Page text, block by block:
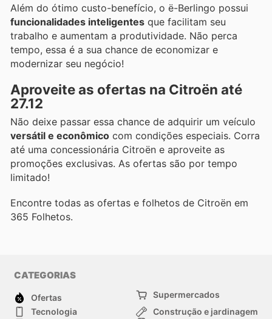
Além do ótimo custo-benefício, o ë-Berlingo possui
funcionalidades inteligentes que facilitam seu
trabalho e aumentam a produtividade. Não perca
tempo, essa é a sua chance de economizar e
modernizar seu negócio!
Aproveite as ofertas na Citroën até
27.12
Não deixe passar essa chance de adquirir um veículo
versátil e econômico com condições especiais. Corra
até uma concessionária Citroën e aproveite as
promoções exclusivas. As ofertas são por tempo
limitado!
Encontre todas as ofertas e folhetos de Citroën em
365 Folhetos.
CATEGORIAS
Ofertas
Supermercados
Tecnologia
Construção e jardinagem